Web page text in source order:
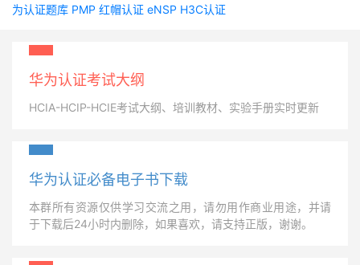
为认证题库 PMP 红帽认证 eNSP H3C认证
华为认证考试大纲
HCIA-HCIP-HCIE考试大纲、培训教材、实验手册实时更新
华为认证必备电子书下载
本群所有资源仅供学习交流之用，请勿用作商业用途，并请
于下载后24小时内删除，如果喜欢，请支持正版，谢谢。